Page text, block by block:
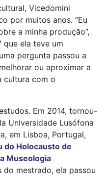
Vicedomini
por muitos anos. “Eu
a minha produção”,
que ela teve um
pergunta passou a
ou aproximar a
cultura com o
Em 2014, tornou-
Universidade Lusófona
em Lisboa, Portugal,
do Holocausto de
Museologia
do mestrado, ela passou